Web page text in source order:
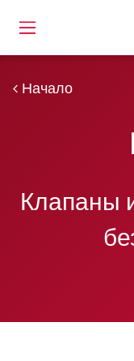
Начало
Клапаны